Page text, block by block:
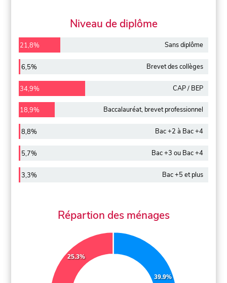
Niveau de diplôme
21,8% Sans diplôme
6,5% Brevet des collèges
34,9% CAP / BEP
18,9% Baccalauréat, brevet professionnel
8,8% Bac +2 à Bac +4
5,7% Bac +3 ou Bac +4
3,3% Bac +5 et plus
Répartion des ménages
39.9%
25.3%